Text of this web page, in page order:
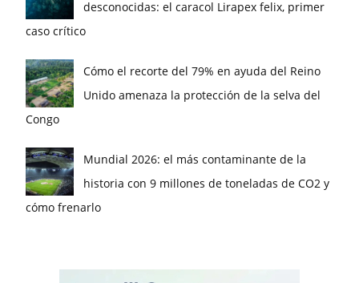
desconocidas: el caracol Lirapex felix, primer
caso crítico
Cómo el recorte del 79% en ayuda del Reino
Unido amenaza la protección de la selva del
Congo
Mundial 2026: el más contaminante de la
historia con 9 millones de toneladas de CO2 y
cómo frenarlo